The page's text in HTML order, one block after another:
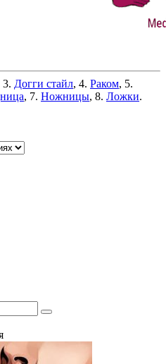
3. Догги стайл, 4. Раком, 5.
, 7. Ножницы, 8. Ложки.